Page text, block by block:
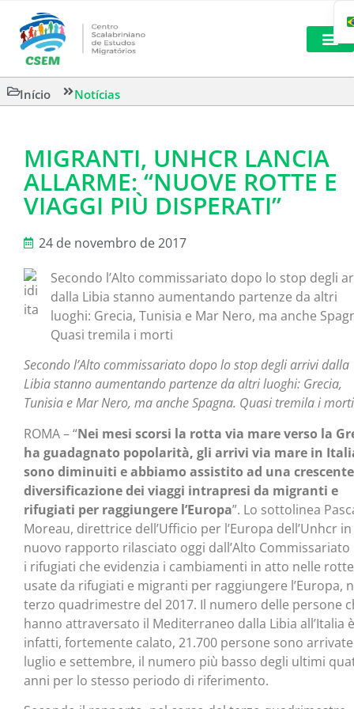
Início Notícias
MIGRANTI, UNHCR LANCIA
ALLARME: “NUOVE ROTTE E
VIAGGI PIÙ DISPERATI”
24 de novembro de 2017
Secondo l’Alto commissariato dopo lo stop degli
dalla Libia stanno aumentando partenze da altri
luoghi: Grecia, Tunisia e Mar Nero, ma anche
Quasi tremila i morti
Secondo l’Alto commissariato dopo lo stop degli arrivi dalla
Libia stanno aumentando partenze da altri luoghi: Grecia,
Tunisia e Mar Nero, ma anche Spagna. Quasi tremila i morti
ROMA – “Nei mesi scorsi la rotta via mare verso la
ha guadagnato popolarità, gli arrivi via mare in
sono diminuiti e abbiamo assistito ad una crescente
diversificazione dei viaggi intrapresi da migranti e
rifugiati per raggiungere l’Europa”. Lo sottolinea
Moreau, direttrice dell’Ufficio per l’Europa dell’Unhcr
nuovo rapporto rilasciato oggi dall’Alto Commissariato
i rifugiati che evidenzia i cambiamenti in atto nelle rotte
usate da rifugiati e migranti per raggiungere l’Europa,
terzo quadrimestre del 2017. Il numero delle persone
hanno attraversato il Mediterraneo dalla Libia all’Italia
infatti, fortemente calato, 21.700 persone sono
luglio e settembre, il numero più basso degli ultimi
anni per lo stesso periodo di riferimento.